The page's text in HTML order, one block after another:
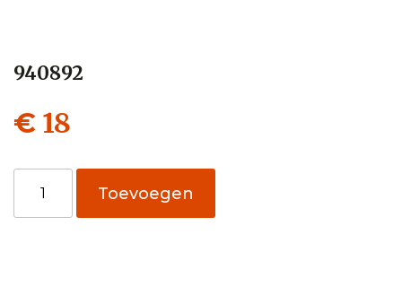
940892
€ 18
aantal
Toevoegen